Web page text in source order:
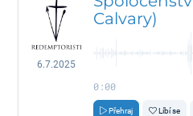
6.7.2025
Calvary)
0:00
Přehraj Líbí se